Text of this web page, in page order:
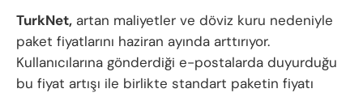
TurkNet, artan maliyetler ve döviz kuru nedeniyle
paket fiyatlarını haziran ayında arttırıyor.
Kullanıcılarına gönderdiği e-postalarda duyurduğu
bu fiyat artışı ile birlikte standart paketin fiyatı